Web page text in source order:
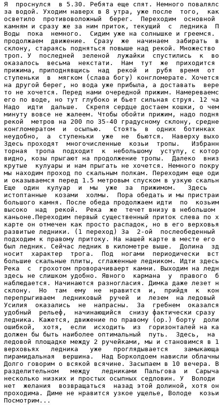
Я  проснулся  в 5.30. Ребята еще спят. Немного
за водой. Уходим наверх в 8 утра, уже после  того,
осветило  противоволожный  берег.  Переходим  основной
камням и сразу же за ним приток, текущий  с  ледника
Воды  пока  немного.  Сидим уже на солнышке и греемся.
продолжаем  движение.  Сразу  же  начинаем  забирать
склону, стараясь подняться повыше над рекой. Множество
троп. У  последней  зеленой  лужайки  спустились  к
оказалось  весьма  некстати.  Нам  тут  же  приходится
прижима, приподнявщись  над  рекой  и  рубя  время  от
ступеньки  в  мягком (слава богу) конгломерате.
на другой берег, но вода уже прибыла, а доставать
то не хочется. Перед нами очередной прижим.
его по воде, но тут глубоко и бьет сильная струя. 12
Надо  идти  дальше.  Скрепя сердце достаем кошки, о
минуту вовсе не жалеем. Чтобы обойти прижим, надо
рекой  метров на 200 по 35-40 градусному склону,
конгломератом  и  осыпью.   Стоять  в  одних  ботинках
неудобно,  а  ступеньки  уже  не  бьются.  Наверху
Здесь проходят  многочисленные  козьи  тропы.
торная  тропа  подходит  к  небольшому  уступу, с
видно, козы прыгают на продолжение тропы.  Далеко
крутые  кулуары и нам прыгать не хочется. Немного
мы находим проход по скальным полкам. Переходим еще
и оказываемся перед 1.5 метровым спуском в узкую
Еще  один  кулуар  и  мы  уже  за  прижимом.   Здесь
истоптанные  козами  холмы.  Пора обедать и мы
большого камня. После обеда продолжаем идти  по
высоко  над  рекой.  Река  же  течет внизу в небольшом
каньоне.Переходим первый существенный приток слева по
карте он отмечен как просто распадок, но в его
развитые ледники. (1 переход) За  2-ой  послеобеденный
подходим к правому притоку. На нашей карте в месте его
был ледник. Сейчас ледник в километре выше.  Долина
носит  характер  трога.  Под  ногами  периодически
большие скальные плиты, сглаженные ледником. Идти
Река  с  грохотом проворачиваерт камни. Выходим на
здесь не слишком удобно. Явного  кармана  у  правого
наблюдается. Начинаются разногласия. Димка даже лезет
склону.  Но  там  ему  не  нравится  и,  прийдя  к
перепрыгиваем  ледниковый  ручей  и  лезем  на ледовый
Усилия  оказались  не  напрасны.  За  гребнем
удобный  рельеф,  начинающийся  снизу фактически сразу
ледника. Кажется, движение по правому (ор.) борту
ошибкой,  хотя,  если  исходить  из  горизонталей на
должен бы быть наиболее оптимальный  путь.  Здесь,  на
ледовой площадке между 2 ручейками, мы и становимся
верховьях   ледника   уже   проглядывается
пирамидальная  вершина.  Над Борколдоем нависли
Долго говорим о всякой всячине. Засыпаем в 10 вечера.
разделительном   между   ледниками  Пальгова  и
несколько низких и простых осыпных седловин. У
нет  желания  возвращаться  назад этой долиной, хотя
проходима. Диме не нравится узкое ущелье, Володе
Посмотрим...